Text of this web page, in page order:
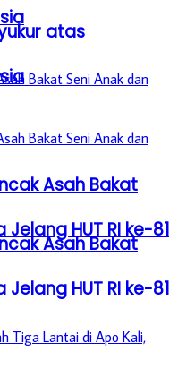
Asah Bakat
HUT RI ke-81
atas
Asah Bakat
HUT RI ke-81